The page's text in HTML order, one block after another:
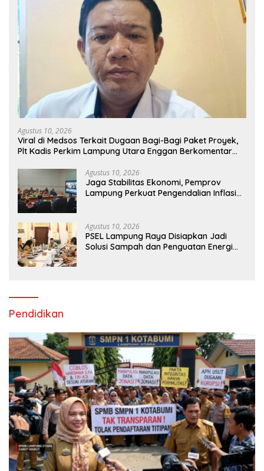
Agustus 10, 2026
Viral di Medsos Terkait Dugaan Bagi-Bagi Paket Proyek,
Plt Kadis Perkim Lampung Utara Enggan Berkomentar
Agustus 10, 2026
Jaga Stabilitas Ekonomi, Pemprov
Lampung Perkuat Pengendalian Inflasi
Agustus 10, 2026
PSEL Lampung Raya Disiapkan Jadi
Solusi Sampah dan Penguatan Energi
Pendidikan